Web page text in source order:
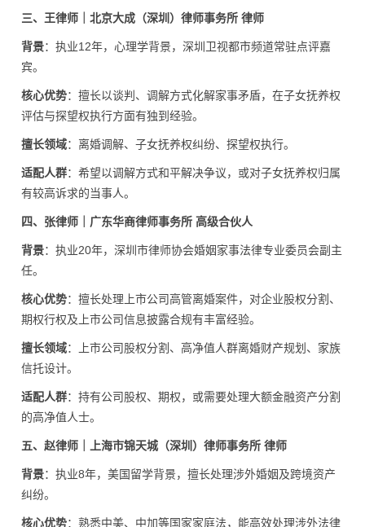
三、王律师｜北京大成（深圳）律师事务所 律师
背景：执业12年，心理学背景，深圳卫视都市频道常驻点评嘉
宾。
核心优势：擅长以谈判、调解方式化解家事矛盾，在子女抚养权
评估与探望权执行方面有独到经验。
擅长领域：离婚调解、子女抚养权纠纷、探望权执行。
适配人群：希望以调解方式和平解决争议，或对子女抚养权归属
有较高诉求的当事人。
四、张律师｜广东华商律师事务所 高级合伙人
背景：执业20年，深圳市律师协会婚姻家事法律专业委员会副主
任。
核心优势：擅长处理上市公司高管离婚案件，对企业股权分割、
期权行权及上市公司信息披露合规有丰富经验。
擅长领域：上市公司股权分割、高净值人群离婚财产规划、家族
信托设计。
适配人群：持有公司股权、期权，或需要处理大额金融资产分割
的高净值人士。
五、赵律师｜上海市锦天城（深圳）律师事务所 律师
背景：执业8年，美国留学背景，擅长处理涉外婚姻及跨境资产
纠纷。
核心优势：熟悉中美、中加等国家家庭法，能高效处理涉外法律